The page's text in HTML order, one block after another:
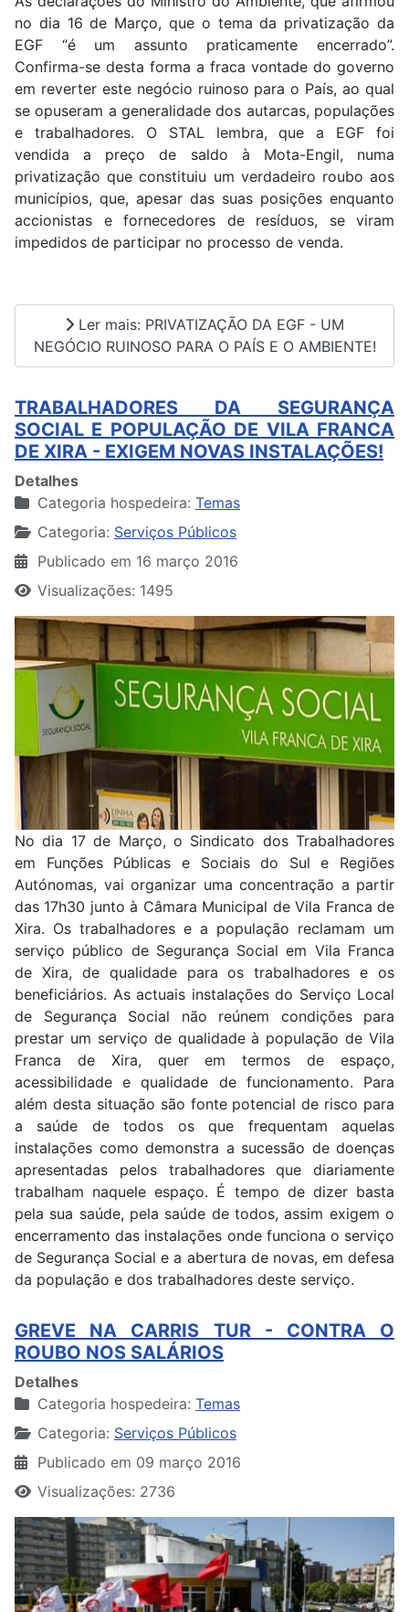
no dia 16 de Março, que o tema da privatização da
EGF “é um assunto praticamente encerrado”.
Confirma-se desta forma a fraca vontade do governo
em reverter este negócio ruinoso para o País, ao qual
se opuseram a generalidade dos autarcas, populações
e trabalhadores. O STAL lembra, que a EGF foi
vendida a preço de saldo à Mota-Engil, numa
privatização que constituiu um verdadeiro roubo aos
municípios, que, apesar das suas posições enquanto
accionistas e fornecedores de resíduos, se viram
impedidos de participar no processo de venda.
Ler mais: PRIVATIZAÇÃO DA EGF - UM
NEGÓCIO RUINOSO PARA O PAÍS E O AMBIENTE!
TRABALHADORES DA SEGURANÇA
SOCIAL E POPULAÇÃO DE VILA FRANCA
DE XIRA - EXIGEM NOVAS INSTALAÇÕES!
Detalhes
Categoria hospedeira: Temas
Categoria: Serviços Públicos
Publicado em 16 março 2016
Visualizações: 1495
No dia 17 de Março, o Sindicato dos Trabalhadores
em Funções Públicas e Sociais do Sul e Regiões
Autónomas, vai organizar uma concentração a partir
das 17h30 junto à Câmara Municipal de Vila Franca de
Xira. Os trabalhadores e a população reclamam um
serviço público de Segurança Social em Vila Franca
de Xira, de qualidade para os trabalhadores e os
beneficiários. As actuais instalações do Serviço Local
de Segurança Social não reúnem condições para
prestar um serviço de qualidade à população de Vila
Franca de Xira, quer em termos de espaço,
acessibilidade e qualidade de funcionamento. Para
além desta situação são fonte potencial de risco para
a saúde de todos os que frequentam aquelas
instalações como demonstra a sucessão de doenças
apresentadas pelos trabalhadores que diariamente
trabalham naquele espaço. É tempo de dizer basta
pela sua saúde, pela saúde de todos, assim exigem o
encerramento das instalações onde funciona o serviço
de Segurança Social e a abertura de novas, em defesa
da população e dos trabalhadores deste serviço.
GREVE NA CARRIS TUR - CONTRA O
ROUBO NOS SALÁRIOS
Detalhes
Categoria hospedeira: Temas
Categoria: Serviços Públicos
Publicado em 09 março 2016
Visualizações: 2736